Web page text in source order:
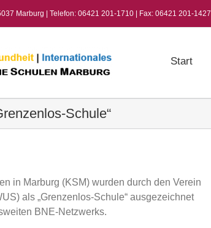
Marburg | Telefon: 06421 201-1710 | Fax: 06421 201-1427
Start
Schule“
in Marburg (KSM) wurden durch den Verein
als „Grenzenlos-Schule“ ausgezeichnet
BNE-Netzwerks.